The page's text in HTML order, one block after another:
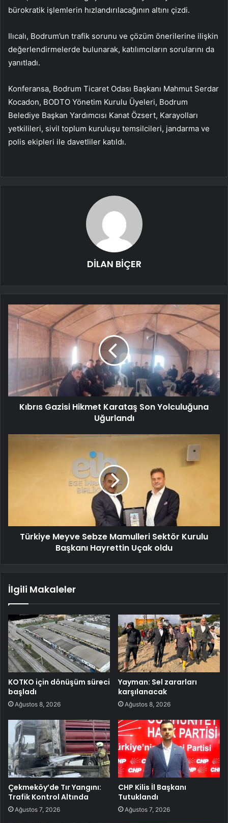
bürokratik işlemlerin hızlandırılacağının altını çizdi.
Ilıcalı, Bodrum’un trafik sorunu ve çözüm önerilerine ilişkin
değerlendirmelerde bulunarak, katılımcıların sorularını da
yanıtladı.
Konferansa, Bodrum Ticaret Odası Başkanı Mahmut Serdar
Kocadon, BODTO Yönetim Kurulu Üyeleri, Bodrum
Belediye Başkan Yardımcısı Kanat Özsert, Karayolları
yetkilileri, sivil toplum kuruluşu temsilcileri, jandarma ve
polis ekipleri ile davetliler katıldı.
DİLAN BİÇER
Kıbrıs Gazisi Hikmet Karataş Son Yolculuğuna
Uğurlandı
Türkiye Meyve Sebze Mamulleri Sektör Kurulu
Başkanı Hayrettin Uçak oldu
İlgili Makaleler
KOTKO için dönüşüm süreci
başladı
Ağustos 8, 2026
Yayman: Sel zararları
karşılanacak
Ağustos 8, 2026
Çekmeköy’de Tır Yangını:
Trafik Kontrol Altında
Ağustos 7, 2026
CHP Kilis İl Başkanı
Tutuklandı
Ağustos 7, 2026